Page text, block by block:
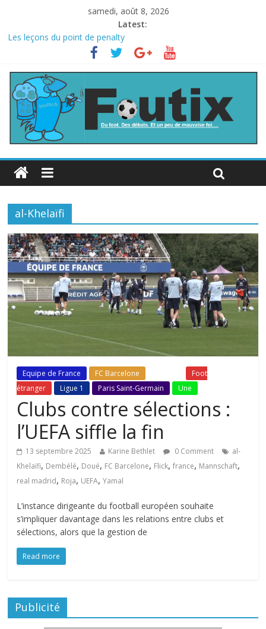
samedi, août 8, 2026
Latest:
Les leçons du point de penalty
Le football italien retombe dans le chaos
La FIFA veut vendre une part de la Coupe du monde à des fonds
privés, la planète football s’insurge
Les curiosités de la Coupe du monde
L’Inde et la Chine, trop mauvais au football ?
al-Khelaïfi
Equipe de France FC Barcelone
Foot
étranger
Ligue 1 Paris Saint-Germain Une
Clubs contre sélections :
l’UEFA siffle la fin
13 septembre 2025 Karine Bethlet 0 Comment
al-
Khelaïfi, Dembélé, Doué, FC Barcelone, Flick,france, Mannschaft,
real madrid, Roja, UEFA,Yamal
L’instance dirigeante du football européen souhaite
s’impliquer davantage dans les relations entre clubs et
sélections, alors que la gestion de
Read more
Publicité